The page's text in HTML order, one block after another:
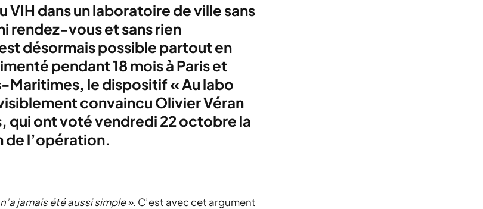
VIH dans un laboratoire de ville sans
rendez-vous et sans rien
désormais possible partout en
pendant 18 mois à Paris et
Maritimes, le dispositif « Au labo
convaincu Olivier Véran
qui ont voté vendredi 22 octobre la
de l’opération.
jamais été aussi simple ». C’est avec cet argument